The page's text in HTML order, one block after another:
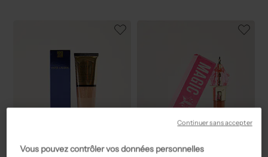
Vous pouvez contrôler vos données personnelles
Continuer sans accepter